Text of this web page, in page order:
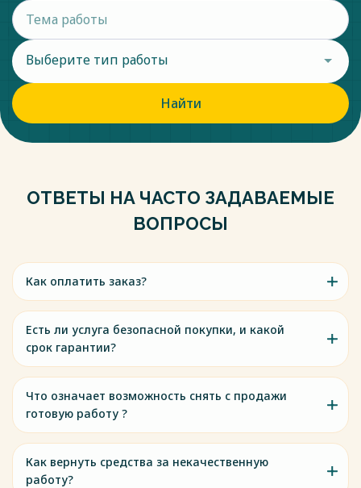
безработицу, добиваясь установления заработной платы на
уровне, превышающем равновесный.
Весь текст будет доступен
Выберите тип работы
Найти
ОТВЕТЫ НА ЧАСТО ЗАДАВАЕМЫЕ
ВОПРОСЫ
Как оплатить заказ?
Есть ли услуга безопасной покупки, и какой
срок гарантии?
Что означает возможность снять с продажи
готовую работу ?
Как вернуть средства за некачественную
работу?